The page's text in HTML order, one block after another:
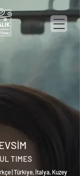
TIMES
| Türkiye, İtalya, Kuzey